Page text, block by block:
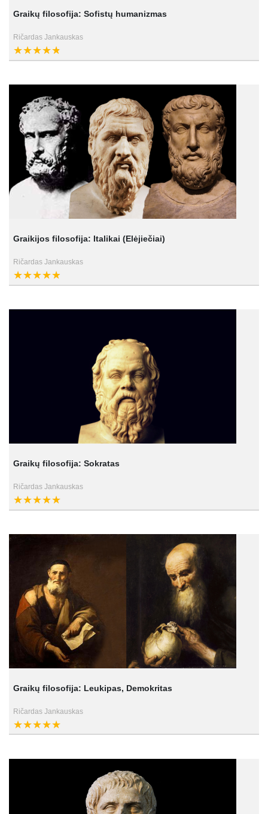
Graikų filosofija: Sofistų humanizmas
Ričardas Jankauskas
Graikijos filosofija: Italikai (Elėjiečiai)
Ričardas Jankauskas
Graikų filosofija: Sokratas
Ričardas Jankauskas
Graikų filosofija: Leukipas, Demokritas
Ričardas Jankauskas